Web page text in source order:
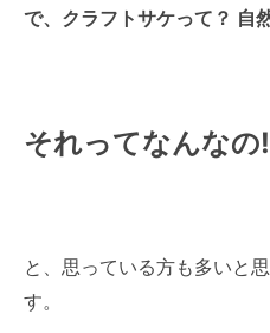
で、クラフトサケって？ 自
それってなんなの
と、思っている方も多いと
す。